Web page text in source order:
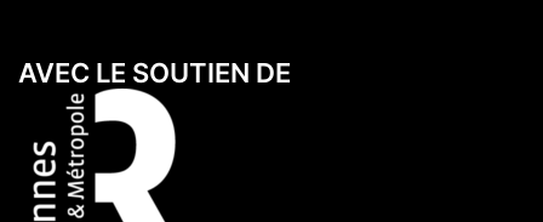
AVEC LE SOUTIEN DE